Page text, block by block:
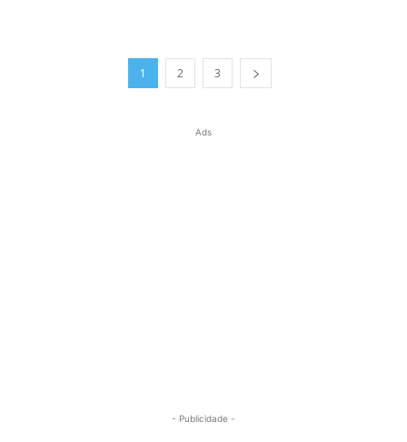
1 2 3
Ads
- Publicidade -